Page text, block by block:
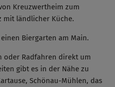
Kreuzwertheim zum
mit ländlicher Küche.
Biergarten am Main.
oder Radfahren direkt um
gibt es in der Nähe zu
Schönau-Mühlen, das